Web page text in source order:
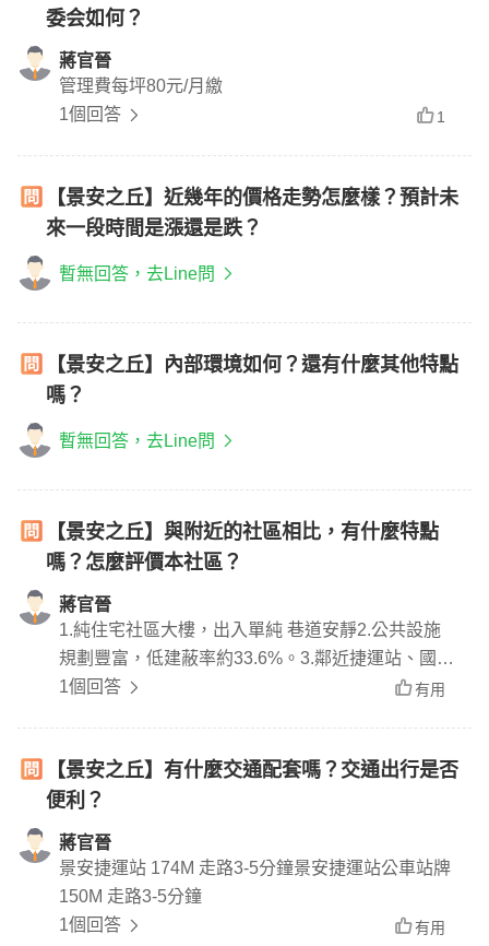
委会如何？
蔣官晉
管理費每坪80元/月繳
1個回答
1
【景安之丘】近幾年的價格走勢怎麼樣？預計未
來一段時間是漲還是跌？
暫無回答，去Line問
【景安之丘】內部環境如何？還有什麼其他特點
嗎？
暫無回答，去Line問
【景安之丘】與附近的社區相比，有什麼特點
嗎？怎麼評價本社區？
蔣官晉
1.純住宅社區大樓，出入單純 巷道安靜2.公共設施
規劃豐富，低建蔽率約33.6%。3.鄰近捷運站、國道
及快速道路，交通系統完整。4.周邊商圈機能完
坪，規劃有2~4房27~55坪格局，178戶純住宅大
樓，走路6-7分鄰近景安捷運站，周邊商圈林立機能
完整
1個回答 有用
【景安之丘】有什麼交通配套嗎？交通出行是否
便利？
蔣官晉
景安捷運站 174M 走路3-5分鐘景安捷運站公車站牌
150M 走路3-5分鐘
1個回答
有用